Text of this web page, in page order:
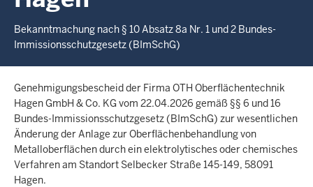
c
h
h
i
e
r
Bekanntmachung nach § 10 Absatz 8a Nr. 1 und 2 Bundes-
Immissionsschutzgesetz (BImSchG)
Genehmigungsbescheid der Firma OTH Oberflächentechnik
Hagen GmbH & Co. KG vom 22.04.2026 gemäß §§ 6 und 16
Bundes-Immissionsschutzgesetz (BImSchG) zur wesentlichen
Änderung der Anlage zur Oberflächenbehandlung von
Metalloberflächen durch ein elektrolytisches oder chemisches
Verfahren am Standort Selbecker Straße 145-149, 58091
Hagen.